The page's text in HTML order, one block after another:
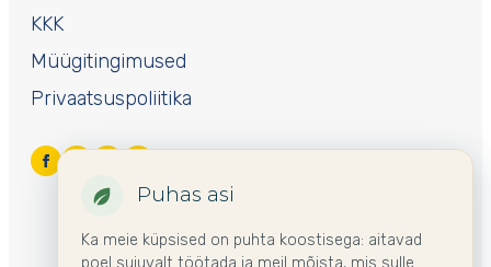
KKK
Müügitingimused
Privaatsuspoliitika
Puhas asi
Ka meie küpsised on puhta koostisega: aitavad
poel sujuvalt töötada ja meil mõista, mis sulle